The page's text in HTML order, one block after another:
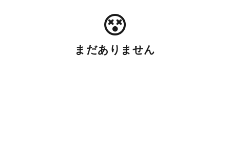
まだありません